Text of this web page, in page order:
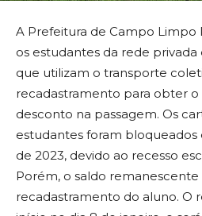
A Prefeitura de Campo Limpo
os estudantes da rede
que utilizam o transporte
recadastramento para obter o
desconto na passagem. Os
estudantes foram
de 2023, devido ao recesso
Porém, o saldo remanescente
recadastramento do aluno. O